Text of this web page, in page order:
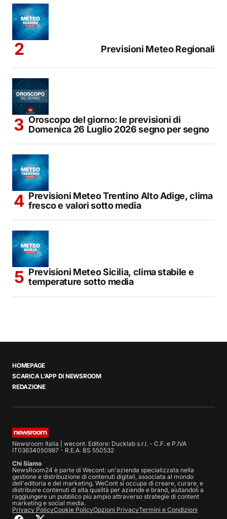
Previsioni Meteo Regionali
Oroscopo del giorno: le previsioni di
Domenica 26 Luglio 2026 segno per segno
Previsioni Meteo Trentino Alto Adige, clima
fresco e valori sotto media
Previsioni Meteo Sicilia, clima stabile e
temperature sotto media
HOMEPAGE
SCARICA L’APP DI NEWSROOM
REDAZIONE
Newsroom Italia | wecont. Editore: Ducklab s.r.l. - C.F. e P.IVA
IT03634050987 - R.E.A. BS 550532
Chi Siamo
NewsRoom24 è parte di Wecont: un'azienda specializzata nella
gestione e distribuzione di contenuti digitali, associata al mondo
dell'editoria e del marketing. WeCont si occupa di creare, curare, e
distribuire contenuti di alta qualità per aziende e brand, aiutandoli a
raggiungere un pubblico più ampio attraverso strategie di content
marketing e social media.
Privacy PolicyCookie PolicyOpzioni PrivacyTermini e Condizioni